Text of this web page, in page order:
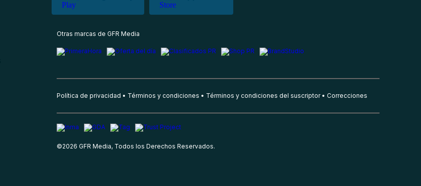
Otras marcas de GFR Media
Política de privacidad Términos y condiciones Términos y condiciones del suscriptor Correcciones
©2026 GFR Media, Todos los Derechos Reservados.